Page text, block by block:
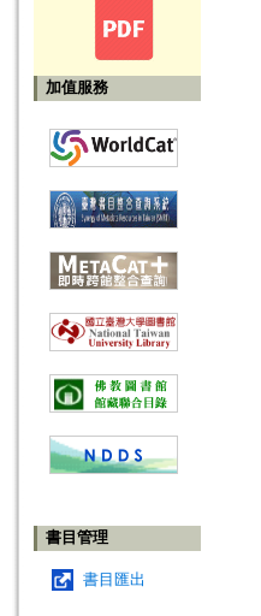
加值服務
書目管理
書目匯出